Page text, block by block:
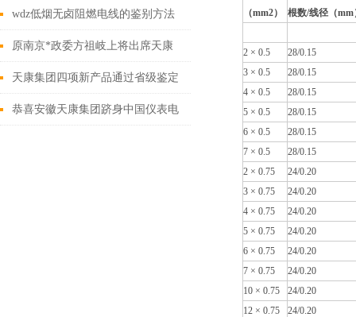
天康集团调研指导工会工作
wdz低烟无卤阻燃电线的鉴别方法
原南京*政委方祖岐上将出席天康
集团
天康集团四项新产品通过省级鉴定
恭喜安徽天康集团跻身中国仪表电
（mm2）
根数/线径（mm
2 × 0.5
28/0.15
3 × 0.5
28/0.15
4 × 0.5
28/0.15
5 × 0.5
28/0.15
6 × 0.5
28/0.15
7 × 0.5
28/0.15
2 × 0.75
24/0.20
3 × 0.75
24/0.20
4 × 0.75
24/0.20
5 × 0.75
24/0.20
6 × 0.75
24/0.20
7 × 0.75
24/0.20
10 × 0.75
24/0.20
12 × 0.75
24/0.20